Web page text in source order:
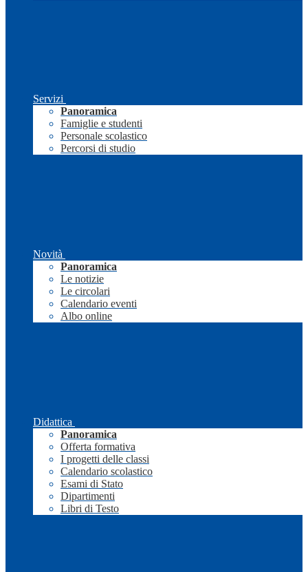
Servizi
Panoramica
Famiglie e studenti
Personale scolastico
Percorsi di studio
Novità
Panoramica
Le notizie
Le circolari
Calendario eventi
Albo online
Didattica
Panoramica
Offerta formativa
I progetti delle classi
Calendario scolastico
Esami di Stato
Dipartimenti
Libri di Testo